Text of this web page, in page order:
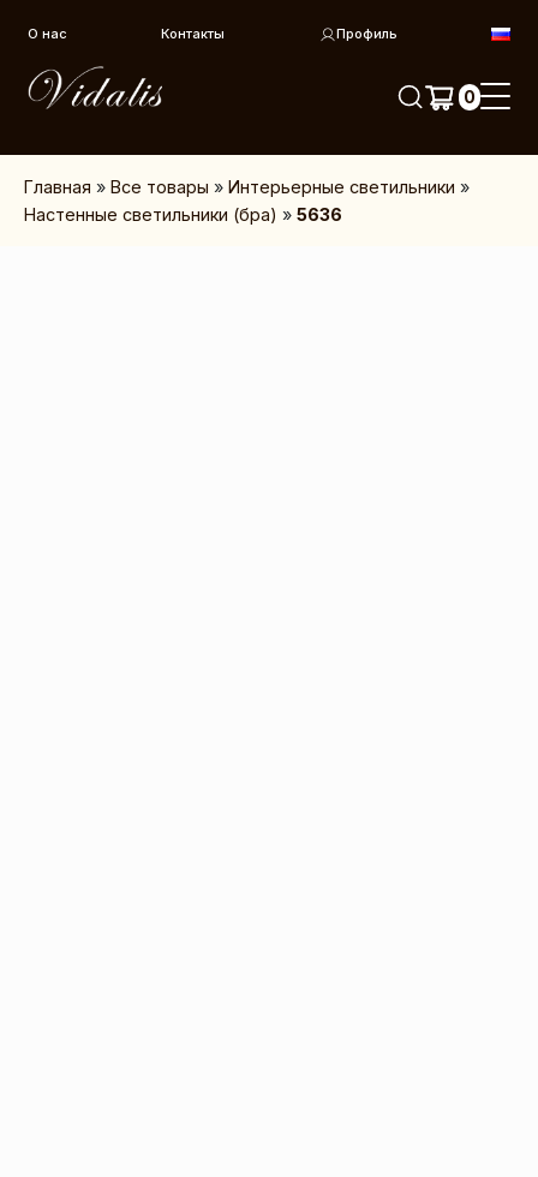
О нас Контакты Профиль
0
Главная »Все товары »Интерьерные светильники »
Настенные светильники (бра) »5636